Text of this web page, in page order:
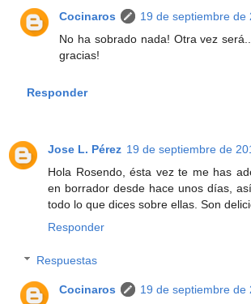
Cocinaros
19 de septiembre de
No ha sobrado nada! Otra vez
gracias!
Responder
Jose L. Pérez 19 de septiembre de
Hola Rosendo, ésta vez te me has
en borrador desde hace unos días,
todo lo que dices sobre ellas. Son
Responder
Respuestas
Cocinaros
19 de septiembre de